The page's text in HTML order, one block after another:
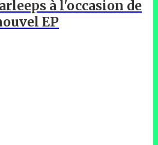
à l'occasion de
EP